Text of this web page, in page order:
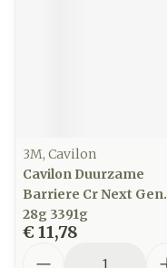
3M, Cavilon
Cavilon Duurzame
Barriere Cr Next Gen.
28g 3391g
€ 11,78